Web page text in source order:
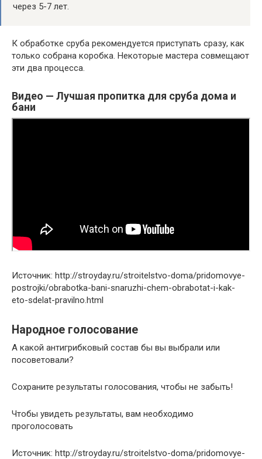
через 5-7 лет.
К обработке сруба рекомендуется приступать сразу, как
только собрана коробка. Некоторые мастера совмещают
эти два процесса.
Видео — Лучшая пропитка для сруба дома и
бани
Источник: http://stroyday.ru/stroitelstvo-doma/pridomovye-
postrojki/obrabotka-bani-snaruzhi-chem-obrabotat-i-kak-
eto-sdelat-pravilno.html
Народное голосование
А какой антигрибковый состав бы вы выбрали или
посоветовали?
Сохраните результаты голосования, чтобы не забыть!
Чтобы увидеть результаты, вам необходимо
проголосовать
Источник: http://stroyday.ru/stroitelstvo-doma/pridomovye-